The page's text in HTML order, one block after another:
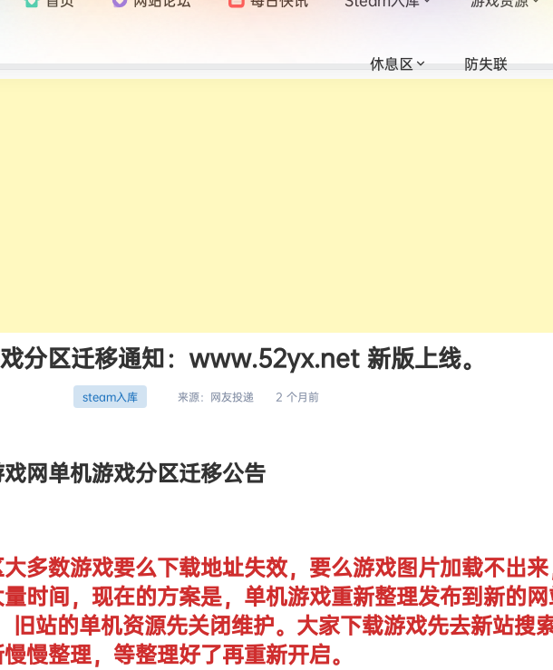
休息区 防失联
分区迁移通知：www.52yx.net 新版上线。
steam入库 来源： 网友投递 2 个月前
戏网单机游戏分区迁移公告
多数游戏要么下载地址失效，要么游戏图片加载不出
时间，现在的方案是，单机游戏重新整理发布到新的
站的单机资源先关闭维护。大家下载游戏先去新站搜
慢整理，等整理好了再重新开启。